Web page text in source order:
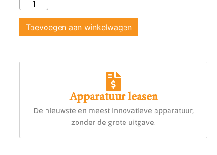
Toevoegen aan winkelwagen
Apparatuur leasen
De nieuwste en meest innovatieve apparatuur,
zonder de grote uitgave.